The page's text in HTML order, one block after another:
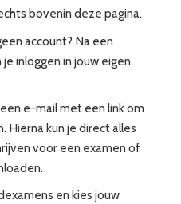
bovenin deze pagina.
account? Na een
je inloggen in jouw eigen
een e-mail met een link om
Hierna kun je directalles
voor een examen of
en kies jouw